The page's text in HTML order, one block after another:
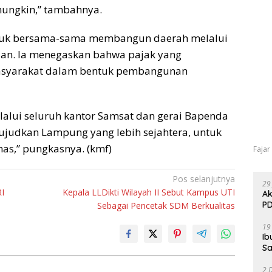
tambahnya.
bersama-sama membangun daerah melalui
Ia menegaskan bahwa pajak yang
dalam bentuk pembangunan
seluruh kantor Samsat dan gerai Bapenda
Lampung yang lebih sejahtera, untuk
pungkasnya. (kmf)
Pos selanjutnya
Kepala LLDikti Wilayah II Sebut Kampus UTI
Sebagai Pencetak SDM Berkualitas
2